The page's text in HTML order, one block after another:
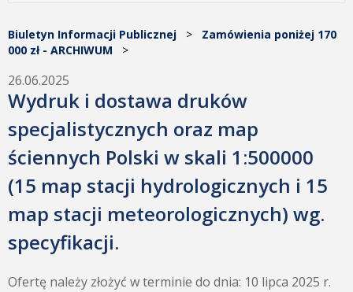
Biuletyn Informacji Publicznej > Zamówienia poniżej 170
000 zł - ARCHIWUM >
26.06.2025
Wydruk i dostawa druków
specjalistycznych oraz map
ściennych Polski w skali 1:500000
(15 map stacji hydrologicznych i 15
map stacji meteorologicznych) wg.
specyfikacji.
Ofertę należy złożyć w terminie do dnia: 10 lipca 2025 r.